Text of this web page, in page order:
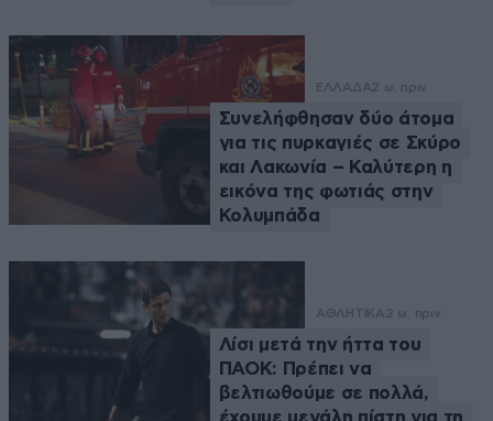
ΕΛΛΑΔΑ2 ω. πριν
Συνελήφθησαν δύο άτομα
για τις πυρκαγιές σε Σκύρο
και Λακωνία – Καλύτερη η
εικόνα της φωτιάς στην
Κολυμπάδα
ΑΘΛΗΤΙΚΑ 2 ω. πριν
Λίσι μετά την ήττα του
ΠΑΟΚ: Πρέπει να
βελτιωθούμε σε πολλά,
έχουμε μεγάλη πίστη για τη